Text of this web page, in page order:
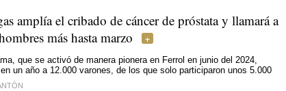
amplía el cribado de cáncer de próstata y llamará a
más hasta marzo
que se activó de manera pionera en Ferrol en junio del 2024,
un año a 12.000 varones, de los que solo participaron unos 5.000